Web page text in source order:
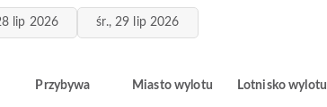
lip 2026 śr., 29 lip 2026
Przybywa Miasto wylotu Lotnisko wylotu